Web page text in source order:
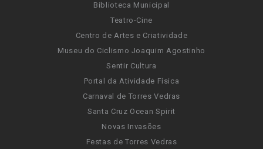
Biblioteca Municipal
Teatro-Cine
Centro de Artes e Criatividade
Museu do Ciclismo Joaquim Agostinho
Sentir Cultura
Portal da Atividade Física
Carnaval de Torres Vedras
Santa Cruz Ocean Spirit
Novas Invasões
Festas de Torres Vedras